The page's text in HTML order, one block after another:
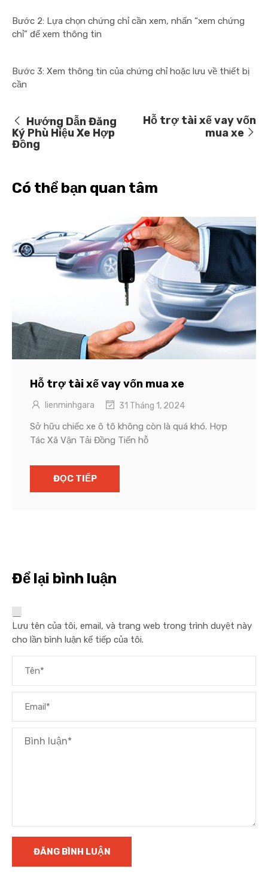
Bước 2: Lựa chọn chứng chỉ cần xem, nhấn “xem chứng
chỉ” để xem thông tin
Bước 3: Xem thông tin của chứng chỉ hoặc lưu về thiết bị
cần
Hướng Dẫn Đăng
Ký Phù Hiệu Xe Hợp
Đồng
Hỗ trợ tài xế vay vốn
mua xe
Có thể bạn quan tâm
Hỗ trợ tài xế vay vốn mua xe
lienminhgara 31 Tháng 1, 2024
Sở hữu chiếc xe ô tô không còn là quá khó. Hợp
Tác Xã Vận Tải Đồng Tiến hỗ
ĐỌC TIẾP
Để lại bình luận
Lưu tên của tôi, email, và trang web trong trình duyệt này
cho lần bình luận kế tiếp của tôi.